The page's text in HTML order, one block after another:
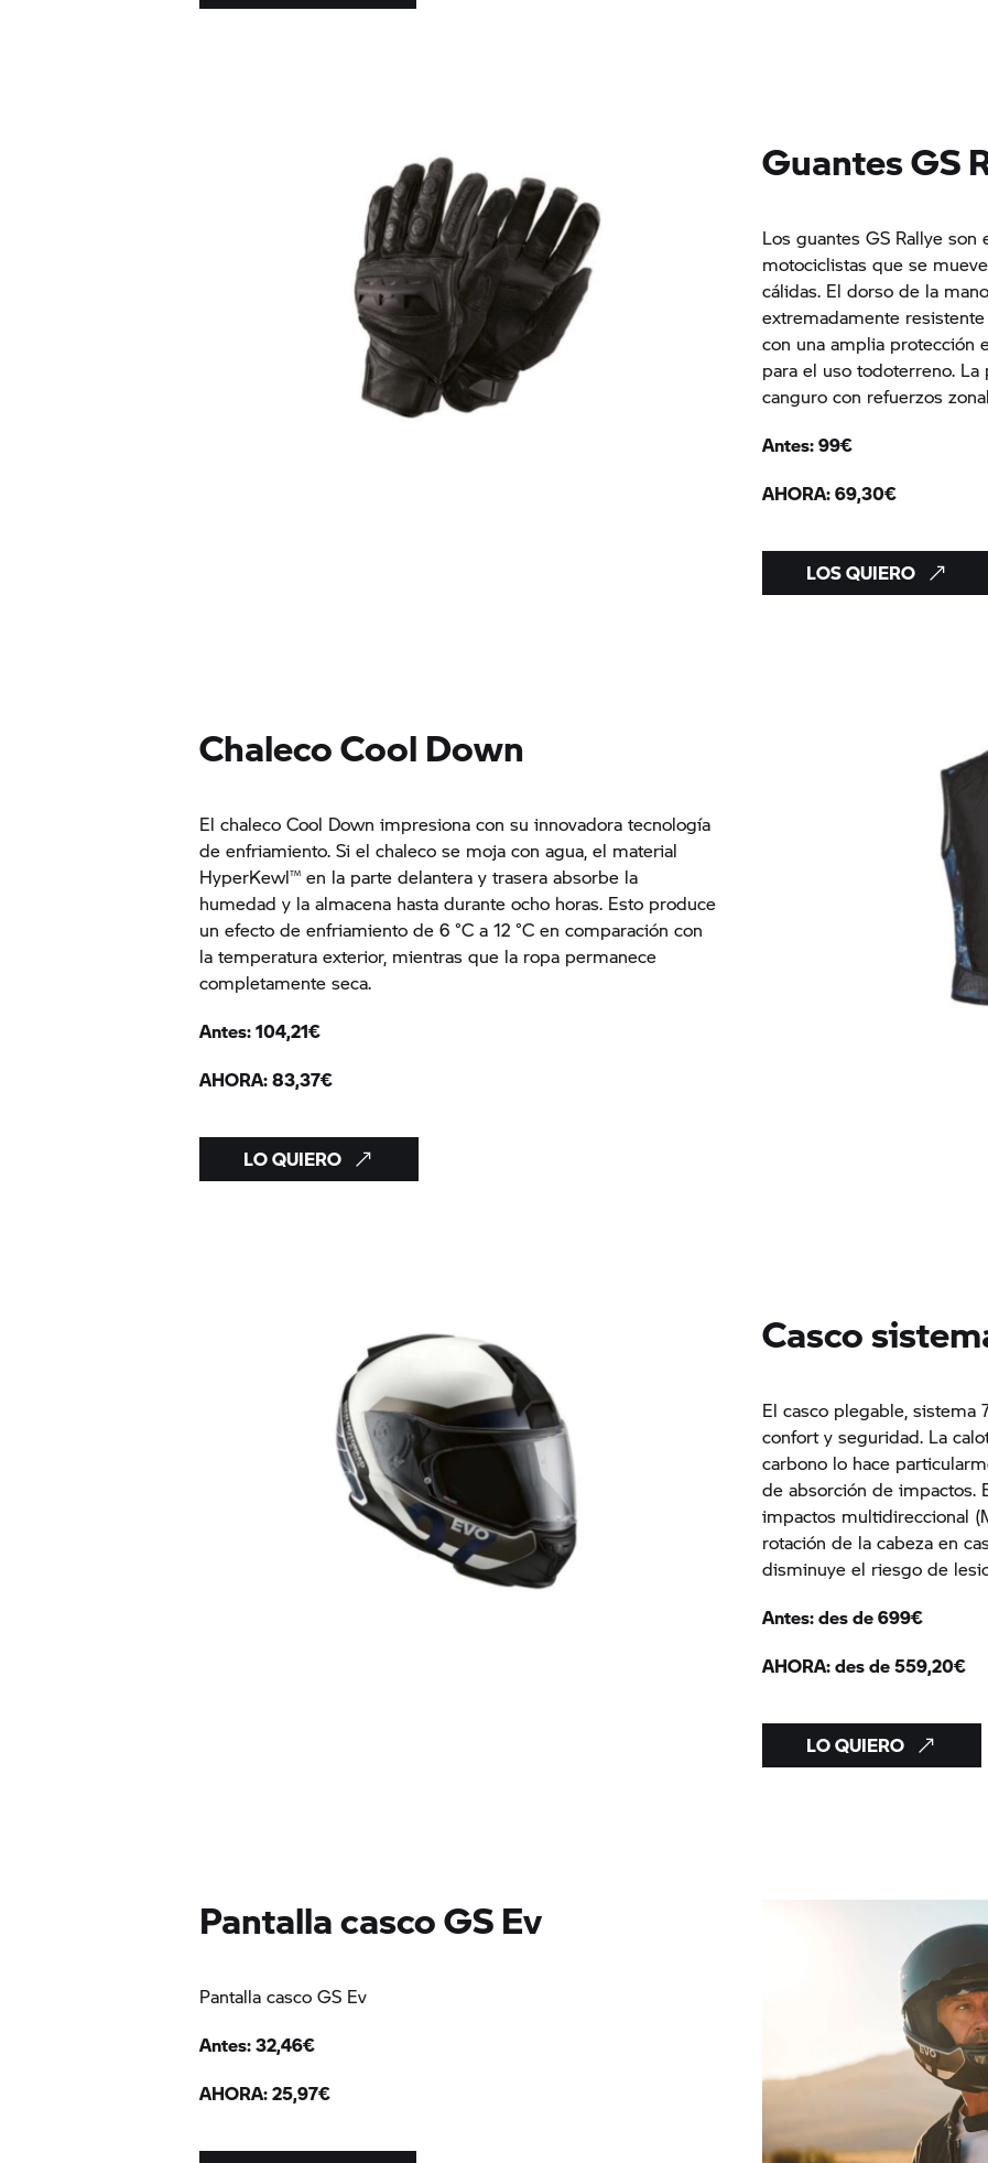
Guantes GS
Los guantes GS Rallye
motociclistas que se
cálidas. El dorso de la
extremadamente
con una amplia protección
para el uso todoterreno.
canguro con refuerzos
Antes: 99€
AHORA: 69,30€
LOS QUIERO
Chaleco Cool Down
El chaleco Cool Down impresiona con su innovadora tecnología
de enfriamiento. Si el chaleco se moja con agua, el material
HyperKewl™ en la parte delantera y trasera absorbe la
humedad y la almacena hasta durante ocho horas. Esto produce
un efecto de enfriamiento de 6 °C a 12 °C en comparación con
la temperatura exterior, mientras que la ropa permanece
completamente seca.
Antes: 104,21€
AHORA: 83,37€
LO QUIERO
Casco
El casco plegable, sistema
confort y seguridad. La
carbono lo hace
de absorción de impactos.
impactos multidireccional
rotación de la cabeza en
disminuye el riesgo de
Antes: des de 699€
AHORA: des de 559,20€
LO QUIERO
Pantalla casco GS Ev
Pantalla casco GS Ev
Antes: 32,46€
AHORA: 25,97€